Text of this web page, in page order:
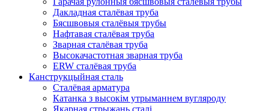
Дакладная сталёвая труба
Бясшвовыя сталёвыя трубы
Нафтавая сталёвая труба
Зварная сталёвая труба
Высокачастотная зварная труба
ERW сталёвая труба
Канструкцыйная сталь
Сталёвая арматура
Катанка з высокім утрыманнем вугляроду
Якарная стрыжань сталі